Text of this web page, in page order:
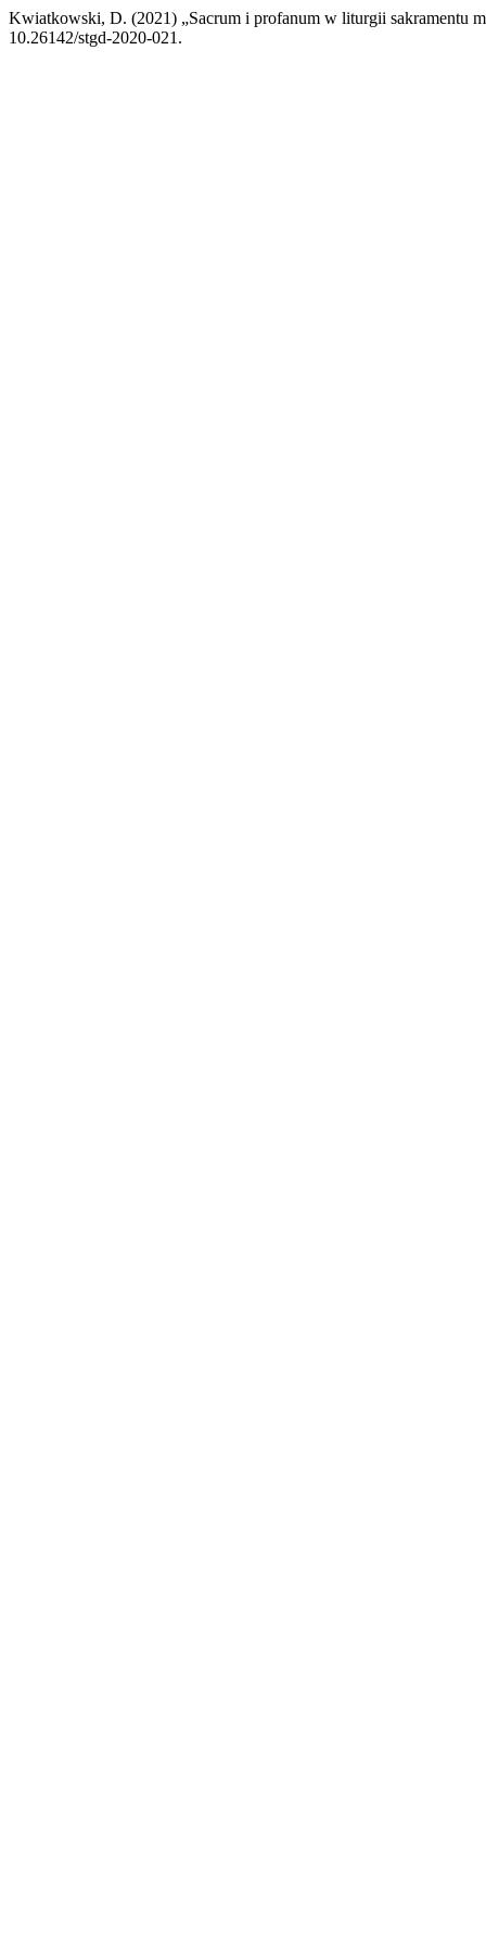
Kwiatkowski, D. (2021) „Sacrum i profanum w liturgii sakramentu
10.26142/stgd-2020-021.